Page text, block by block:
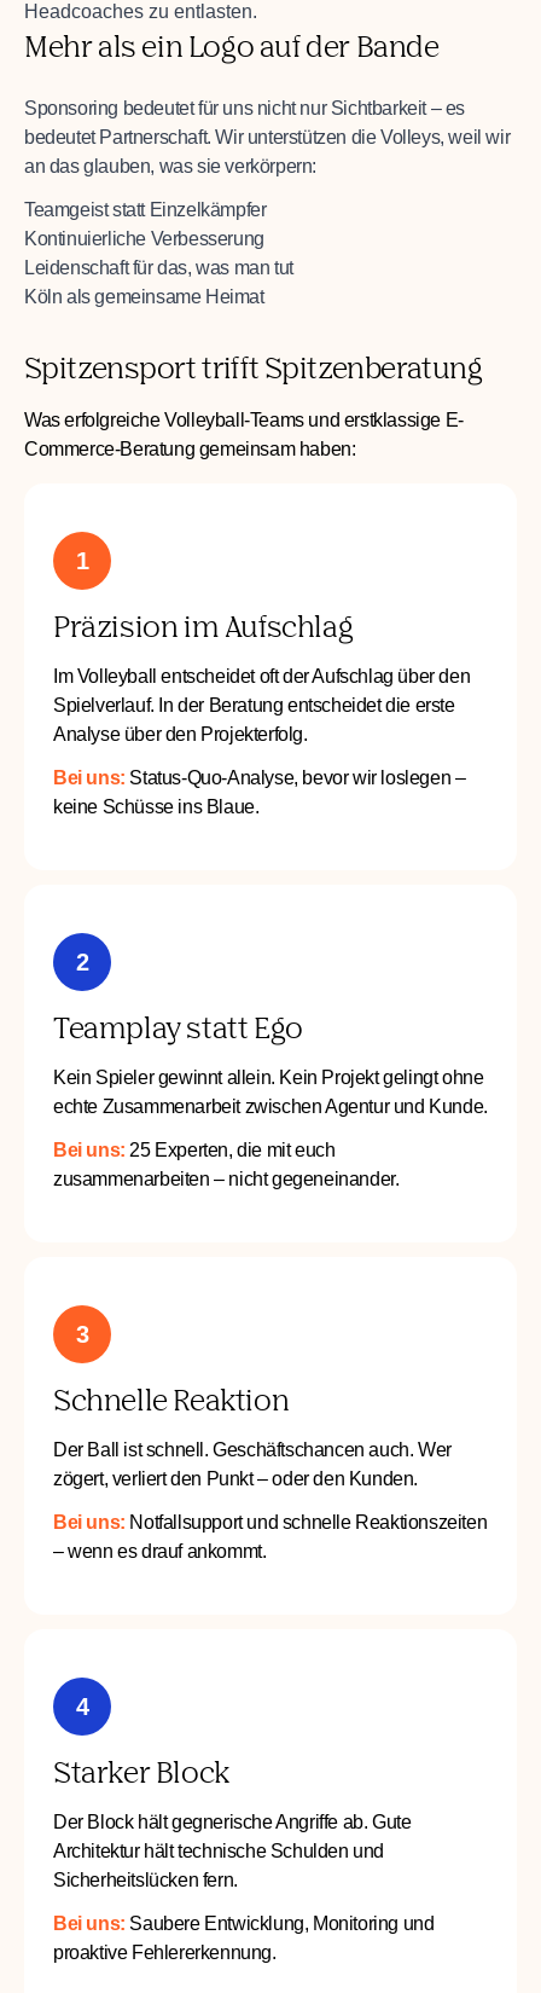
Headcoaches zu entlasten.
Mehr als ein Logo auf der Bande
Sponsoring bedeutet für uns nicht nur Sichtbarkeit – es
bedeutet Partnerschaft. Wir unterstützen die Volleys, weil wir
an das glauben, was sie verkörpern:
Teamgeist statt Einzelkämpfer
Kontinuierliche Verbesserung
Leidenschaft für das, was man tut
Köln als gemeinsame Heimat
Spitzensport trifft Spitzenberatung
Was erfolgreiche Volleyball-Teams und erstklassige E-
Commerce-Beratung gemeinsam haben:
1
Präzision im Aufschlag
Im Volleyball entscheidet oft der Aufschlag über den
Spielverlauf. In der Beratung entscheidet die erste
Analyse über den Projekterfolg.
Bei uns: Status-Quo-Analyse, bevor wir loslegen –
keine Schüsse ins Blaue.
2
Teamplay statt Ego
Kein Spieler gewinnt allein. Kein Projekt gelingt ohne
echte Zusammenarbeit zwischen Agentur und Kunde.
Bei uns: 25 Experten, die mit euch
zusammenarbeiten – nicht gegeneinander.
3
Schnelle Reaktion
Der Ball ist schnell. Geschäftschancen auch. Wer
zögert, verliert den Punkt – oder den Kunden.
Bei uns: Notfallsupport und schnelle Reaktionszeiten
– wenn es drauf ankommt.
4
Starker Block
Der Block hält gegnerische Angriffe ab. Gute
Architektur hält technische Schulden und
Sicherheitslücken fern.
Bei uns: Saubere Entwicklung, Monitoring und
proaktive Fehlererkennung.